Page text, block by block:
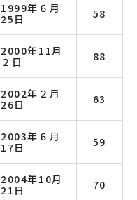
1999年６月
25日
58
2000年11月
２日
88
2002年２月
26日
63
2003年６月
17日
59
2004年10月
21日
70